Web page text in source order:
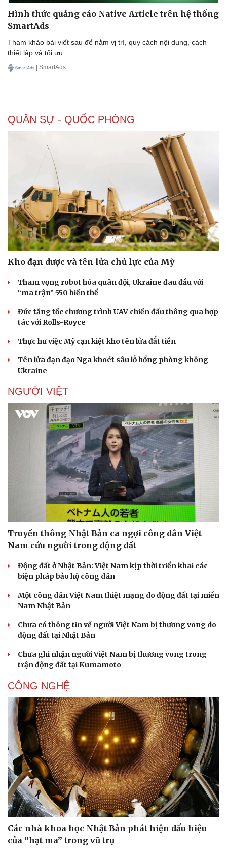
Doanh nghiệp
Doanh nghiệp 24h
Công nghệ
Sức khỏe
Dinh dưỡng - món ngon
Cây thuốc
Sản phụ khoa
Nhi khoa
Nam khoa
Làm đẹp - giảm cân
Phòng mạch online
Đời sống
Nhà đẹp
Blog
Tình yêu - Gia đình
Hình thức quảng cáo Native Article trên hệ thống
SmartAds
Tham khảo bài viết sau để nắm vị trí, quy cách nội dung, cách
thiết lập và tối ưu.
| SmartAds
QUÂN SỰ - QUỐC PHÒNG
Kho đạn dược và tên lửa chủ lực của Mỹ
Tham vọng robot hóa quân đội, Ukraine đau đầu với
“ma trận” 550 biến thể
Đức tăng tốc chương trình UAV chiến đấu thông qua hợp
tác với Rolls-Royce
Thực hư việc Mỹ cạn kiệt kho tên lửa đắt tiền
Tên lửa đạn đạo Nga khoét sâu lỗ hổng phòng không
Ukraine
NGƯỜI VIỆT
Truyền thông Nhật Bản ca ngợi công dân Việt
Nam cứu người trong động đất
Động đất ở Nhật Bản: Việt Nam kịp thời triển khai các
biện pháp bảo hộ công dân
Một công dân Việt Nam thiệt mạng do động đất tại miền
Nam Nhật Bản
Chưa có thông tin về người Việt Nam bị thương vong do
động đất tại Nhật Bản
Chưa ghi nhận người Việt Nam bị thương vong trong
trận động đất tại Kumamoto
CÔNG NGHỆ
Các nhà khoa học Nhật Bản phát hiện dấu hiệu
của “hạt ma” trong vũ trụ